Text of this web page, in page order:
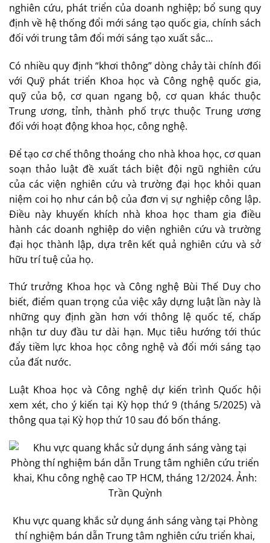
nghiên cứu, phát triển của doanh nghiệp; bổ sung quy
định về hệ thống đổi mới sáng tạo quốc gia, chính sách
đối với trung tâm đổi mới sáng tạo xuất sắc…
Có nhiều quy định “khơi thông” dòng chảy tài chính đối
với Quỹ phát triển Khoa học và Công nghệ quốc gia,
quỹ của bộ, cơ quan ngang bộ, cơ quan khác thuộc
Trung ương, tỉnh, thành phố trực thuộc Trung ương
đối với hoạt động khoa học, công nghệ.
Để tạo cơ chế thông thoáng cho nhà khoa học, cơ quan
soạn thảo luật đề xuất tách biệt đội ngũ nghiên cứu
của các viện nghiên cứu và trường đại học khỏi quan
niệm coi họ như cán bộ của đơn vị sự nghiệp công lập.
Điều này khuyến khích nhà khoa học tham gia điều
hành các doanh nghiệp do viện nghiên cứu và trường
đại học thành lập, dựa trên kết quả nghiên cứu và sở
hữu trí tuệ của họ.
Thứ trưởng Khoa học và Công nghệ Bùi Thế Duy cho
biết, điểm quan trọng của việc xây dựng luật lần này là
những quy định gần hơn với thông lệ quốc tế, chấp
nhận tư duy đầu tư dài hạn. Mục tiêu hướng tới thúc
đẩy tiềm lực khoa học công nghệ và đổi mới sáng tạo
của đất nước.
Luật Khoa học và Công nghệ dự kiến trình Quốc hội
xem xét, cho ý kiến tại Kỳ họp thứ 9 (tháng 5/2025) và
thông qua tại Kỳ họp thứ 10 sau đó bốn tháng.
Khu vực quang khắc sử dụng ánh sáng vàng tại Phòng
thí nghiệm bán dẫn Trung tâm nghiên cứu triển khai,